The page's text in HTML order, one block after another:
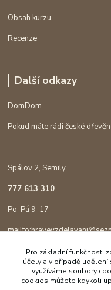
Obsah kurzu
Recenze
Další odkazy
DomDom
Pokud máte rádi české
Spálov 2, Semily
777 613 310
Po-Pá 9-17
Pro základní funkčnost,
účely a v případě
využíváme soubory
cookies můžete kdykoli